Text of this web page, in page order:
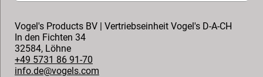
Vogel's Products BV | Vertriebseinheit Vogel's D-A-CH
In den Fichten 34
32584, Löhne
+49 5731 86 91-70
info.de@vogels.com